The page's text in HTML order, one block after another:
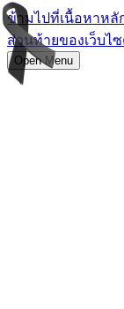
ข้ามไปที่เนื้อหาหลั
ส่วนท้ายของเว็บไ
Open Menu